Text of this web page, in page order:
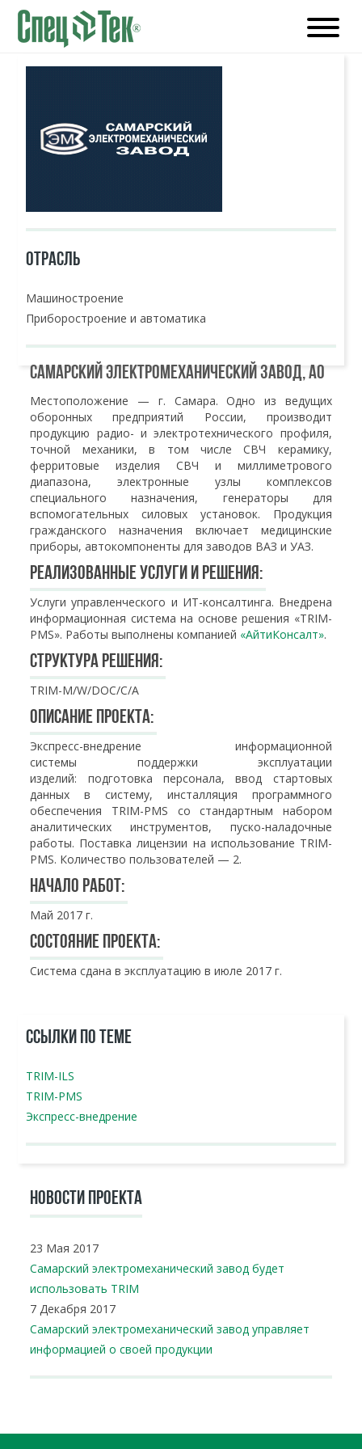
ОТРАСЛЬ
Машиностроение
Приборостроение и автоматика
Самарский электромеханический завод, АО
Местоположение — г. Самара. Одно из ведущих
оборонных предприятий России, производит
продукцию радио- и электротехнического профиля,
точной механики, в том числе СВЧ керамику,
ферритовые изделия СВЧ и миллиметрового
диапазона, электронные узлы комплексов
специального назначения, генераторы для
вспомогательных силовых установок. Продукция
гражданского назначения включает медицинские
приборы, автокомпоненты для заводов ВАЗ и УАЗ.
Реализованные услуги и решения:
Услуги управленческого и ИТ-консалтинга. Внедрена
информационная система на основе решения «TRIM-
PMS». Работы выполнены компанией «АйтиКонсалт».
Структура решения:
TRIM-M/W/DOC/C/A
Описание проекта:
Экспресс-внедрение информационной
системы поддержки эксплуатации
изделий: подготовка персонала, ввод стартовых
данных в систему, инсталляция программного
обеспечения TRIM-PMS со стандартным набором
аналитических инструментов, пуско-наладочные
работы. Поставка лицензии на использование TRIM-
PMS. Количество пользователей — 2.
Начало работ:
Май 2017 г.
Состояние проекта:
Система сдана в эксплуатацию в июле 2017 г.
ССЫЛКИ ПО ТЕМЕ
TRIM-ILS
TRIM-PMS
Экспресс-внедрение
НОВОСТИ ПРОЕКТА
23 Мая 2017
Самарский электромеханический завод будет
использовать TRIM
7 Декабря 2017
Самарский электромеханический завод управляет
информацией о своей продукции